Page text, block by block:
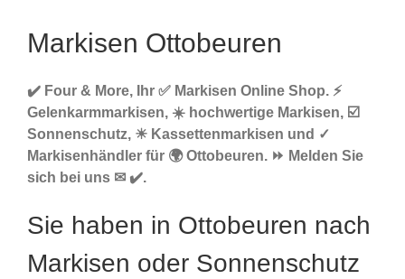
Markisen Ottobeuren
✔️ Four & More, Ihr ✅ Markisen Online Shop. ⚡
Gelenkarmmarkisen, ☀️ hochwertige Markisen, ☑️
Sonnenschutz, ☀ Kassettenmarkisen und ✓
Markisenhändler für 🌍 Ottobeuren. ⏩ Melden Sie
sich bei uns ✉ ✔️.
Sie haben in Ottobeuren nach
Markisen oder Sonnenschutz